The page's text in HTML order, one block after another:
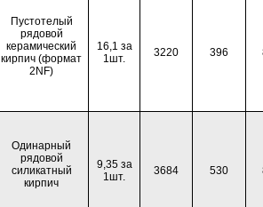
Пустотелый
рядовой
керамический
кирпич (формат
2NF)
16,1 за
1шт.
3220 396
Одинарный
рядовой
силикатный
кирпич
9,35 за
1шт.
3684 530